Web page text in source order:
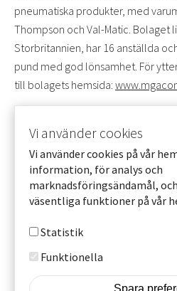
pneumatiska produkter, med
Thompson och Val-Matic. Bolaget
Storbritannien, har 16 anställda
pund med god lönsamhet. För
till bolagets hemsida:
Till startsidan
© Beijer Tech
Footer
Om
Vi använder cookies
Vi använder cookies på vår
information, för analys och
marknadsföringsändamål,
väsentliga funktioner på vår
Statistik
Funktionella
Spara